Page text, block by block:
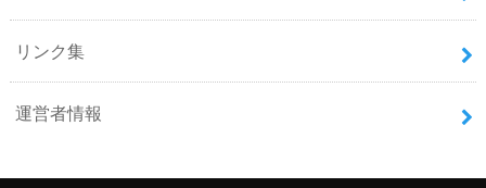
リンク集
運営者情報